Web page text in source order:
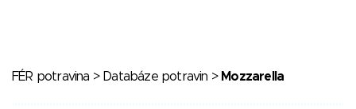
FÉR potravina > Databáze potravin > Mozzarella